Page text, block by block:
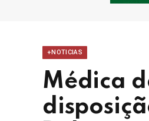
+NOTICIAS
Médica